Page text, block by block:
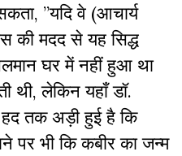
”यदि वे (आचार्य
की मदद से यह सिद्ध
घर में नहीं हुआ था
थी, लेकिन यहाँ डॉ.
हद तक अड़ी हुई है कि
पर भी कि कबीर का जन्म